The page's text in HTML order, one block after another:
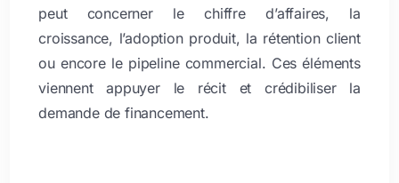
peut concerner le chiffre d’affaires, la
croissance, l’adoption produit, la rétention client
ou encore le pipeline commercial. Ces éléments
viennent appuyer le récit et crédibiliser la
demande de financement.